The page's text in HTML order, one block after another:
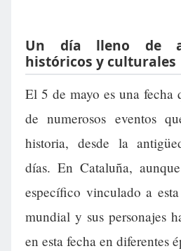
Un día lleno de
históricos y culturales
El 5 de mayo es una fecha
de numerosos eventos
historia, desde la
días. En Cataluña,
específico vinculado a
mundial y sus personajes
en esta fecha en diferentes